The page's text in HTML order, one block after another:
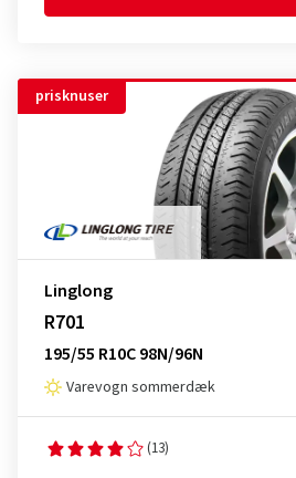
prisknuser
Linglong
R701
195/55 R10C 98N/96N
Varevogn sommerdæk
(13)